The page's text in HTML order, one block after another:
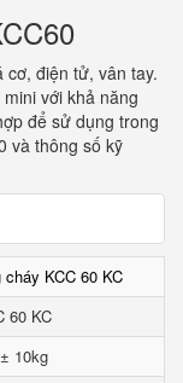
cơ, điện tử, vân tay.
với khả năng
để sử dụng trong
và thông số kỹ
KCC 60 KC
60 KC
10kg